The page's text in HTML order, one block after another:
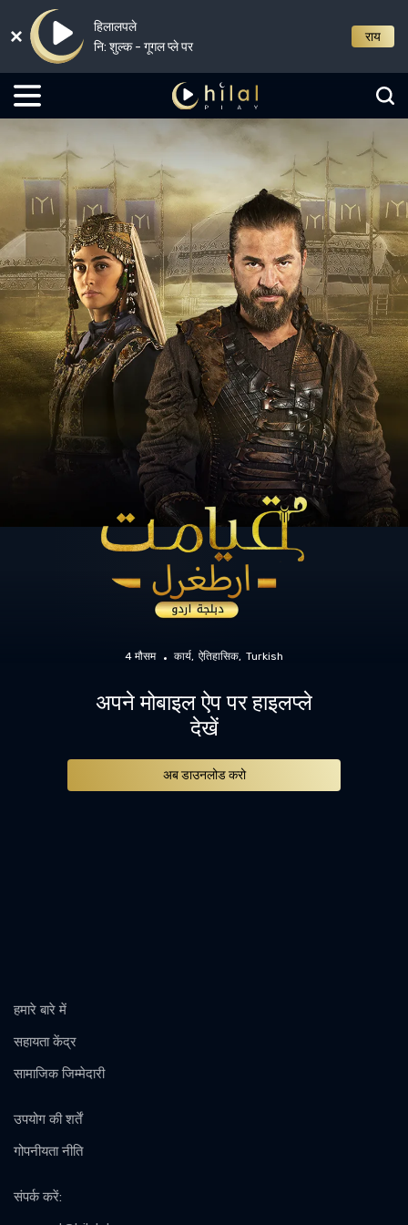
हिलालपले
नि: शुल्क - गूगल प्ले पर
राय
4 मौसम कार्य ऐतिहासिक Turkish
अपने मोबाइल ऐप पर हाइलप्ले
देखें
अब डाउनलोड करो
हमारे बारे में
सहायता केंद्र
सामाजिक जिम्मेदारी
उपयोग की शर्तें
गोपनीयता नीति
संपर्क करें: